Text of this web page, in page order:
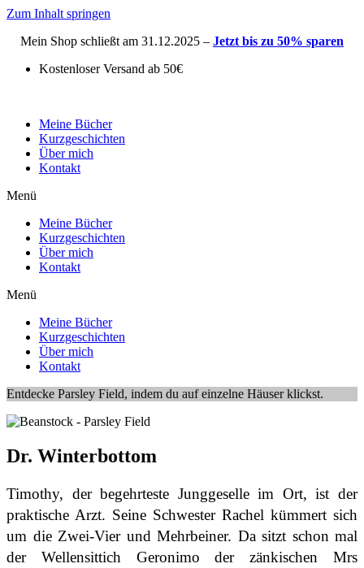
Zum Inhalt springen
Mein Shop schließt am 31.12.2025 – Jetzt bis zu 50% sparen
Kostenloser Versand ab 50€
Meine Bücher
Kurzgeschichten
Über mich
Kontakt
Menü
Meine Bücher
Kurzgeschichten
Über mich
Kontakt
Menü
Meine Bücher
Kurzgeschichten
Über mich
Kontakt
Entdecke Parsley Field, indem du auf einzelne Häuser klickst.
Dr. Winterbottom
Timothy, der begehrteste Junggeselle im Ort, ist der
praktische Arzt. Seine Schwester Rachel kümmert sich
um die Zwei-Vier und Mehrbeiner. Da sitzt schon mal
der Wellensittich Geronimo der zänkischen Mrs